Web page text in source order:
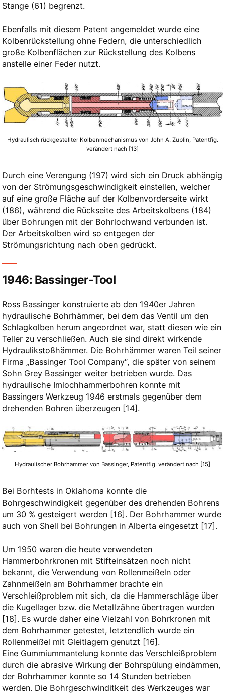
Stange (61) begrenzt.
Ebenfalls mit diesem Patent angemeldet wurde eine
Kolbenrückstellung ohne Federn, die unterschiedlich
große Kolbenflächen zur Rückstellung des Kolbens
anstelle einer Feder nutzt.
Hydraulisch rückgestellter Kolbenmechanismus von John A. Zublin, Patentfig.
verändert nach [13]
Durch eine Verengung (197) wird sich ein Druck abhängig
von der Strömungsgeschwindigkeit einstellen, welcher
auf eine große Fläche auf der Kolbenvorderseite wirkt
(186), während die Rückseite des Arbeitskolbens (184)
über Bohrungen mit der Bohrlochwand verbunden ist.
Der Arbeitskolben wird so entgegen der
Strömungsrichtung nach oben gedrückt.
1946: Bassinger-Tool
Ross Bassinger konstruierte ab den 1940er Jahren
hydraulische Bohrhämmer, bei dem das Ventil um den
Schlagkolben herum angeordnet war, statt diesen wie ein
Teller zu verschließen. Auch sie sind direkt wirkende
Hydraulikstoßhämmer. Die Bohrhämmer waren Teil seiner
Firma „Bassinger Tool Company“, die später von seinem
Sohn Grey Bassinger weiter betrieben wurde. Das
hydraulische Imlochhammerbohren konnte mit
Bassingers Werkzeug 1946 erstmals gegenüber dem
drehenden Bohren überzeugen [14]​ .
Hydraulischer Bohrhammer von Bassinger, Patentfig. verändert nach [15]
Bei Borhtests in Oklahoma konnte die
Bohrgeschwindigkeit gegenüber des drehenden Bohrens
um 30 % gesteigert werden ​[16]​ . Der Bohrhammer wurde
auch von Shell bei Bohrungen in Alberta eingesetzt ​[17]​ .
Um 1950 waren die heute verwendeten
Hammerbohrkronen mit Stifteinsätzen noch nicht
bekannt, die Verwendung von Rollenmeißeln oder
Zahnmeißeln am Bohrhammer brachte ein
Verschleißproblem mit sich, da die Hammerschläge über
die Kugellager bzw. die Metallzähne übertragen wurden
[18]​ . Es wurde daher eine Vielzahl von Bohrkronen mit
dem Bohrhammer getestet, letztendlich wurde ein
Rollenmeißel mit Gleitlagern genutzt [16]​ .
Eine Gummiummantelung konnte das Verschleißproblem
durch die abrasive Wirkung der Bohrspülung eindämmen,
der Bohrhammer konnte so 14 Stunden betrieben
werden. Die Bohrgeschwinditkeit des Werkzeuges war